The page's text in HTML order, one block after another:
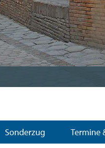
Sonderzug Termine